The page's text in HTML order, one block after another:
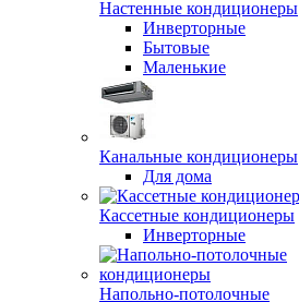
Настенные кондиционеры
Инверторные
Бытовые
Маленькие
Канальные кондиционеры
Для дома
Кассетные кондиционеры
Инверторные
Напольно-потолочные